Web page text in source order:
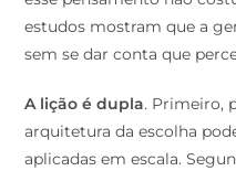
estudos mostram que a
sem se dar conta que
A lição é dupla. Primeiro,
arquitetura da escolha
aplicadas em escala.